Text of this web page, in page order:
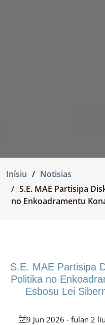
Inísiu
Notisias
S.E. MAE Partisipa
no Enkoadramentu
S.E. MAE Partisipa
Politika no
Esbosu Lei
9 Jun 2026 - fulan 2